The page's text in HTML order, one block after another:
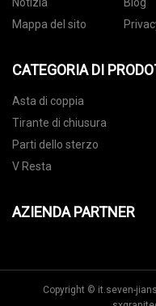
Notizia
Blog
Mappa del sito
CATEGORIA DI
Asta di coppia
Tirante di chiusura
Parti dello sterzo
V Resta
AZIENDA PARTNER
Copyright © it.seven-